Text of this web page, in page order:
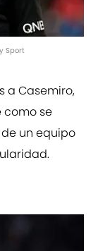
Sport
a Casemiro,
como se
un equipo